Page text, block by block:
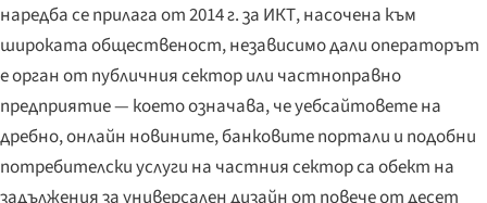
наредба се прилага от 2014 г. за ИКТ, насочена към
широката общественост, независимо дали операторът
е орган от публичния сектор или частноправно
предприятие — което означава, че уебсайтовете на
дребно, онлайн новините, банковите портали и подобни
потребителски услуги на частния сектор са обект на
задължения за универсален дизайн от повече от десет